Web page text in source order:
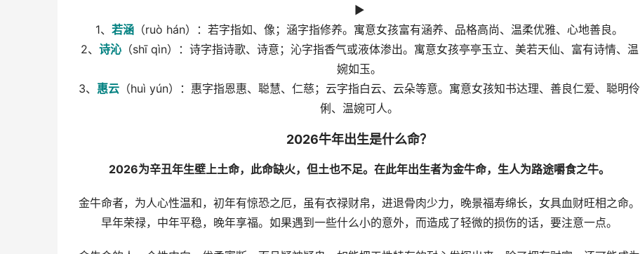
►
1、 若涵 （ruò hán）：若字指如、像；涵字指修养。寓意女孩富有涵养、品格高尚、温柔优雅、心地善良。
2、 诗沁（shī qìn）：诗字指诗歌、诗意；沁字指香气或液体渗出。寓意女孩亭亭玉立、美若天仙、富有诗情、温
婉如玉。
3、 惠云 （huì yún）：惠字指恩惠、聪慧、仁慈；云字指白云、云朵等意。寓意女孩知书达理、善良仁爱、聪明伶
俐、温婉可人。
2026牛年出生是什么命？
2026为辛丑年生壁上土命，此命缺火，但土也不足。在此年出生者为金牛命，生人为路途嚼食之牛。
金牛命者，为人心性温和，初年有惊恐之厄，虽有衣禄财帛，进退骨肉少力，晚景福寿绵长，女具血财旺相之命。
早年荣禄，中年平稳，晚年享福。如果遇到一些什么小的意外，而造成了轻微的损伤的话，要注意一点。